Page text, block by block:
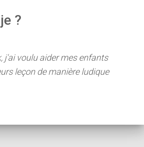
?
j'ai voulu aider mes enfants
leçon de manière ludique